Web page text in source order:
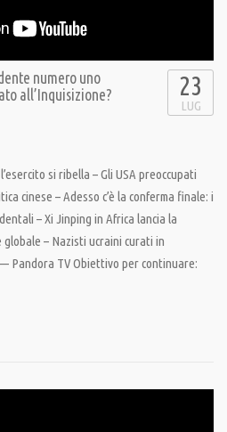
numero uno
all’Inquisizione?
23
LUG
si ribella – Gli USA preoccupati
cinese – Adesso c’è la conferma finale: i
– Xi Jinping in Africa lancia la
– Nazisti ucraini curati in
TV Obiettivo per continuare: